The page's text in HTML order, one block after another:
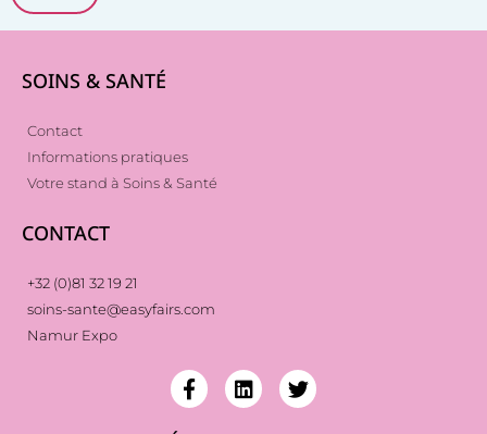
SOINS & SANTÉ
Contact
Informations pratiques
Votre stand à Soins & Santé
CONTACT
+32 (0)81 32 19 21
soins-sante@easyfairs.com
Namur Expo